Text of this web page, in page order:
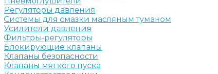
Регуляторы давления
Системы для смазки масляным туманом
Усилители давления
Фильтры-регуляторы
Блокирующие клапаны
Клапаны безопасности
Клапаны мягкого пуска